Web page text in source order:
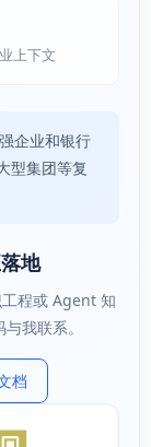
上下文
企业和银行
型集团等复
地
程或 Agent 知
我联系。
档